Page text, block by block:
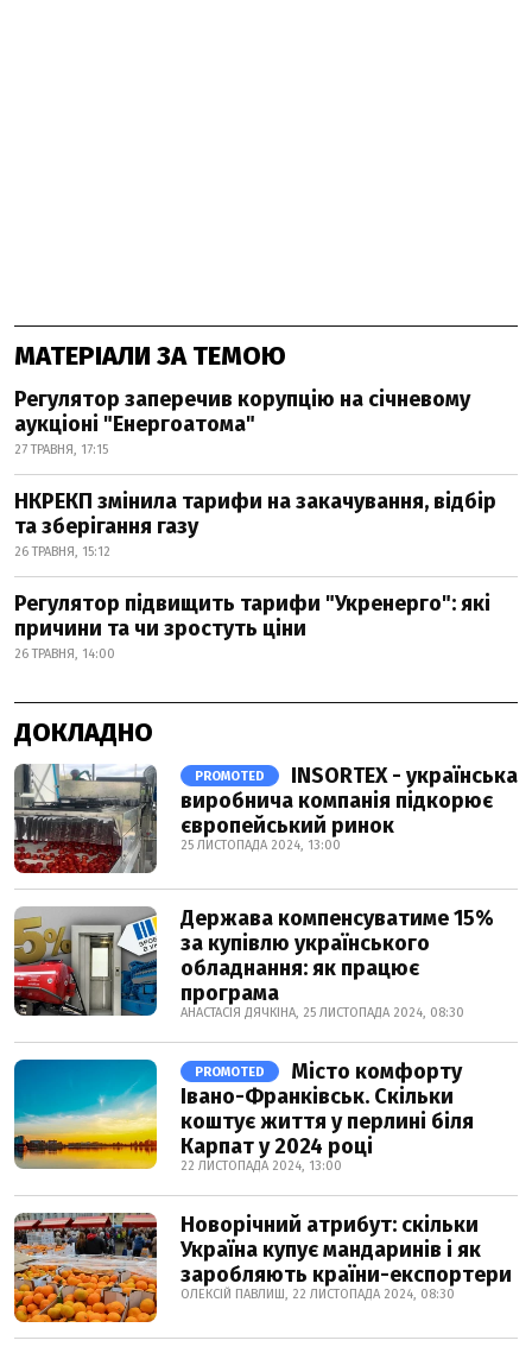
МАТЕРІАЛИ ЗА ТЕМОЮ
Регулятор заперечив корупцію на січневому
аукціоні "Енергоатома"
27 ТРАВНЯ, 17:15
НКРЕКП змінила тарифи на закачування, відбір
та зберігання газу
26 ТРАВНЯ, 15:12
Регулятор підвищить тарифи "Укренерго": які
причини та чи зростуть ціни
26 ТРАВНЯ, 14:00
ДОКЛАДНО
PROMOTED
INSORTEX - українська
виробнича компанія підкорює
європейський ринок
25 ЛИСТОПАДА 2024, 13:00
Держава компенсуватиме 15%
за купівлю українського
обладнання: як працює
програма
АНАСТАСІЯ ДЯЧКІНА, 25 ЛИСТОПАДА 2024, 08:30
PROMOTED
Місто комфорту
Івано-Франківськ. Скільки
коштує життя у перлині біля
Карпат у 2024 році
22 ЛИСТОПАДА 2024, 13:00
Новорічний атрибут: скільки
Україна купує мандаринів і як
заробляють країни-експортери
ОЛЕКСІЙ ПАВЛИШ, 22 ЛИСТОПАДА 2024, 08:30